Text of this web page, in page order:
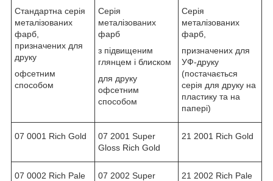
Стандартна серія
металізованих
фарб,
призначених для
друку
офсетним
способом
Серія
металізованих
фарб
з підвищеним
глянцем і блиском
для друку
офсетним
способом
Серія
металізованих
фарб,
призначених для
УФ-друку
(постачається
серія для друку на
пластику та на
папері)
07 0001 Rich Gold
07 2001 Super
Gloss Rich Gold
21 2001 Rich Gold
07 0002 Rich Pale
07 2002 Super
21 2002 Rich Pale